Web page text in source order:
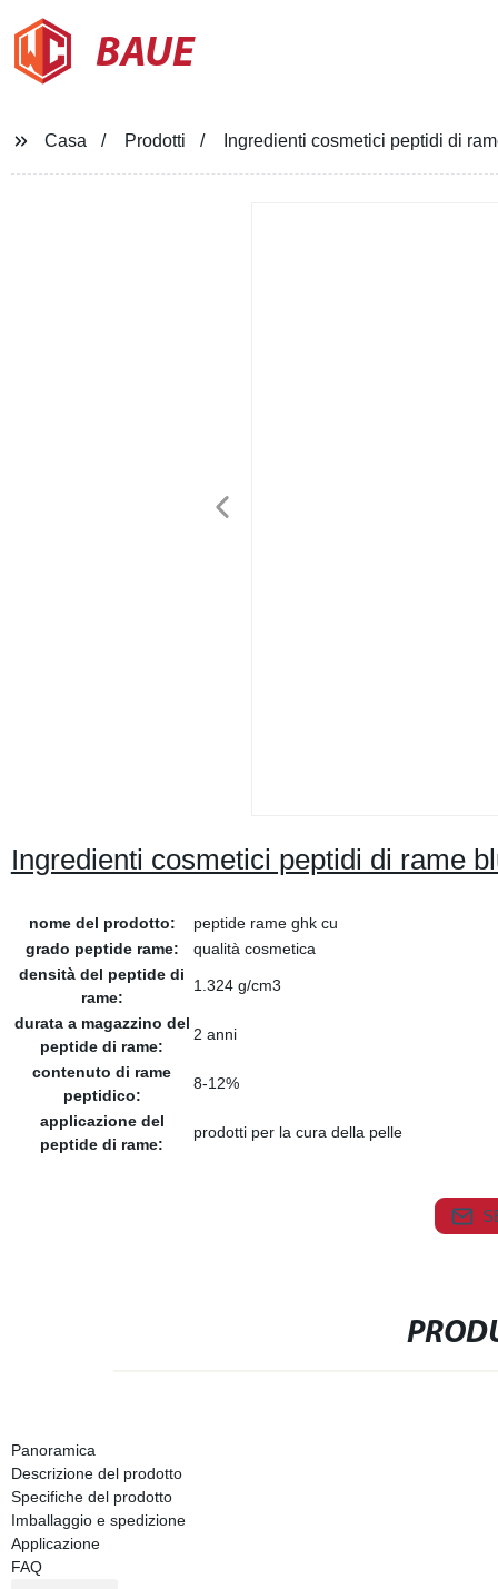
BAUE
Casa Prodotti Ingredienti cosmetici peptidi di
Ingredienti cosmetici peptidi di rame
nome del prodotto:
peptide rame ghk cu
grado peptide rame:
qualità cosmetica
densità del peptide di
rame:
1.324 g/cm3
durata a magazzino del
peptide di rame:
2 anni
contenuto di rame
peptidico:
8-12%
applicazione del
peptide di rame:
prodotti per la cura della pelle
Panoramica
Descrizione del prodotto
Specifiche del prodotto
Imballaggio e spedizione
Applicazione
FAQ